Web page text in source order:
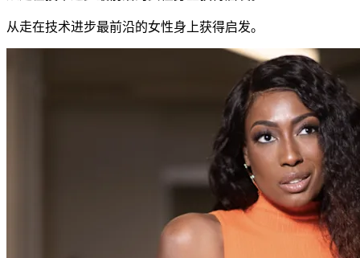
从走在技术进步最前沿的女性身上获得启发。